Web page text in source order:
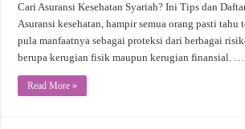
Cari Asuransi Kesehatan Syariah? Ini Tips dan
Asuransi kesehatan, hampir semua orang pasti
pula manfaatnya sebagai proteksi dari berbagai
berupa kerugian fisik maupun kerugian finansial. …
Read More »